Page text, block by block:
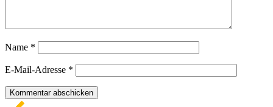
Name *
E-Mail-Adresse *